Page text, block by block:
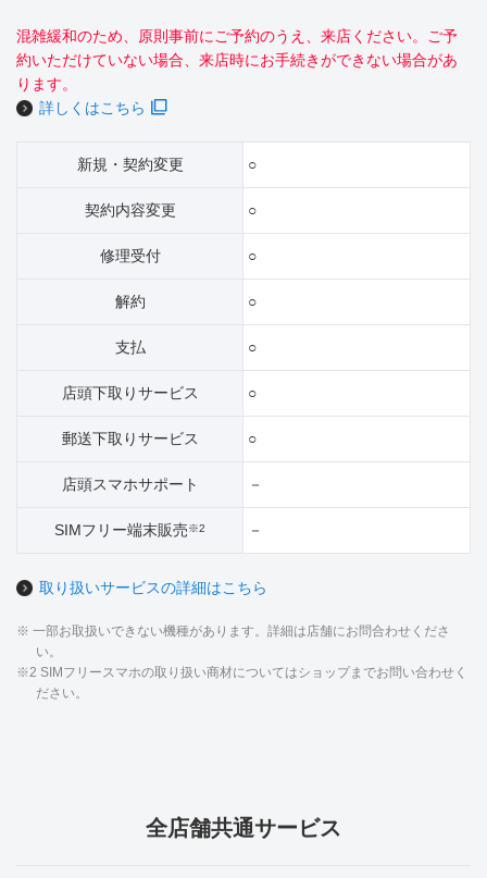
混雑緩和のため、原則事前にご予約のうえ、来店ください。ご予
約いただけていない場合、来店時にお手続きができない場合があ
ります。
詳しくはこちら
新規・契約変更 ○
契約内容変更 ○
修理受付 ○
解約 ○
支払 ○
店頭下取りサービス ○
郵送下取りサービス ○
店頭スマホサポート －
SIMフリー端末販売※2 －
取り扱いサービスの詳細はこちら
※ 一部お取扱いできない機種があります。詳細は店舗にお問合わせくださ
い。
※2 SIMフリースマホの取り扱い商材についてはショップまでお問い合わせく
ださい。
全店舗共通サービス